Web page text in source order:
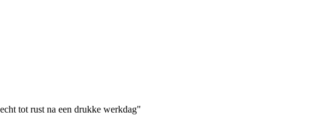
tot rust na een drukke werkdag"